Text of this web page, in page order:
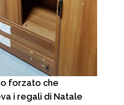
forzato che
i regali di Natale